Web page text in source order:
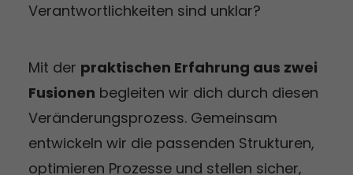
Verantwortlichkeiten sind unklar?
Mit der praktischen Erfahrung aus zwei
Fusionen begleiten wir dich durch diesen
Veränderungsprozess. Gemeinsam
entwickeln wir die passenden Strukturen,
optimieren Prozesse und stellen sicher,